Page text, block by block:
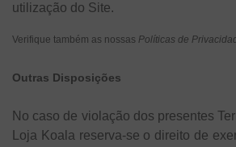
utilização do Site.
Verifique também as nossas Políticas de
Outras Disposições
No caso de violação dos presentes
Loja Koala reserva-se o direito de